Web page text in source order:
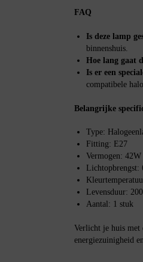
FAQ
Is deze lamp
binnenshuis.
Hoe lang gaat
Is er een
compatibele
Belangrijke
Type:
Fitting: E27
Vermogen: 42W
Lichtopbrengst:
Levensduur:
Aantal: 1 stuk
Verlicht je huis met
energiezuinigheid